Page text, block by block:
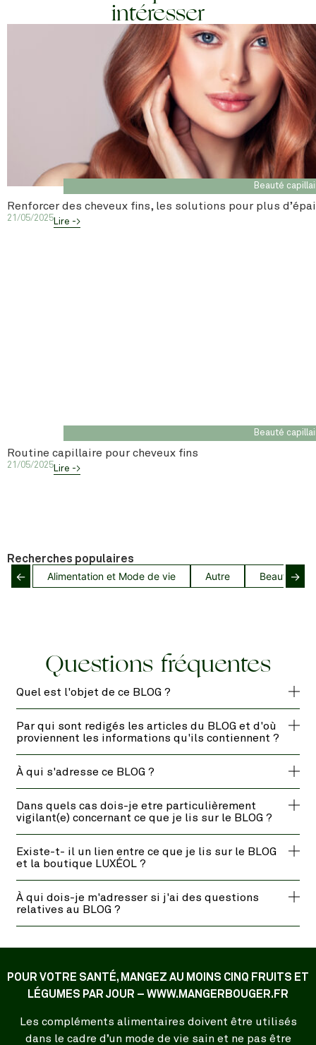
intéresser
Beauté
Renforcer des cheveux fins, les solutions pour plus
21/05/2025Lire ->
Beauté
Routine capillaire pour cheveux fins
21/05/2025Lire ->
Recherches populaires
← Alimentation et Mode de vie Autre Beauté→
Questions fréquentes
Quel est l'objet de ce BLOG ?
Par qui sont redigés les articles du BLOG et d'où
proviennent les informations qu'ils contiennent ?
À qui s'adresse ce BLOG ?
Dans quels cas dois-je etre particulièrement
vigilant(e) concernant ce que je lis sur le BLOG ?
Existe-t- il un lien entre ce que je lis sur le BLOG
et la boutique LUXÉOL ?
À qui dois-je m'adresser si j'ai des questions
relatives au BLOG ?
POUR VOTRE SANTÉ, MANGEZ AU MOINS CINQ FRUITS ET
LÉGUMES PAR JOUR – WWW.MANGERBOUGER.FR
Les compléments alimentaires doivent être utilisés
dans le cadre d’un mode de vie sain et ne pas être